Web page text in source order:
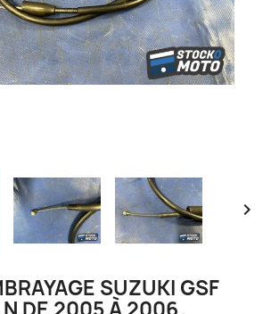

SUZUKI GSF